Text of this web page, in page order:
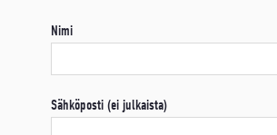
Nimi
Sähköposti (ei julkaista)